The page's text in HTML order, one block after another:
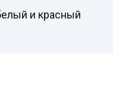
и красный